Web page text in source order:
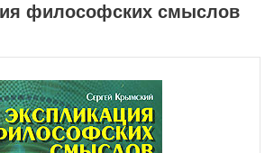
философских смыслов